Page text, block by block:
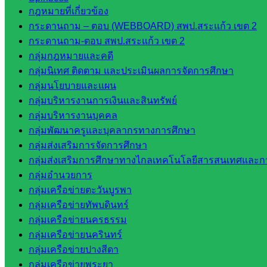
กฎหมายที่เกี่ยวข้อง
กระดานถาม – ตอบ (WEBBOARD) สพป.สระแก้ว เขต 2
กระดานถาม-ตอบ สพป.สระแก้ว เขต 2
กลุ่มกฎหมายและคดี
กลุ่มนิเทศ ติดตาม และประเมินผลการจัดการศึกษา
กลุ่มนโยบายและแผน
กลุ่มบริหารงานการเงินและสินทรัพย์
กลุ่มบริหารงานบุคคล
กลุ่มพัฒนาครูและบุคลากรทางการศึกษา
กลุ่มส่งเสริมการจัดการศึกษา
กลุ่มส่งเสริมการศึกษาทางไกลเทคโนโลยีสารสนเทศและ
กลุ่มอำนวยการ
กลุ่มเครือข่ายตะวันบูรพา
กลุ่มเครือข่ายทัพบดินทร์
กลุ่มเครือข่ายนครธรรม
กลุ่มเครือข่ายนครินทร์
กลุ่มเครือข่ายปางสีดา
กลุ่มเครือข่ายพระยา
กลุ่มอำนวยการ
กลุ่มบริหารงานงานเงินและสินทรัพย์
กลุ่มนโยบายและแผน
กลุ่มส่งเสริมการจัดการศึกษา
กลุ่มบริหารงานบุคคล
กลุ่มพัฒนาครูและบุคลากรฯ
กลุ่มนิเทศติดตามและประเมินผลฯ
::: ©2021 sakarea2.go.th. All rights reserved. Design By SK2 ICT
สอบถามได้นะคะ
Line